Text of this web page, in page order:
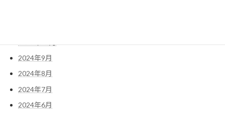
2024年9月
2024年8月
2024年7月
2024年6月